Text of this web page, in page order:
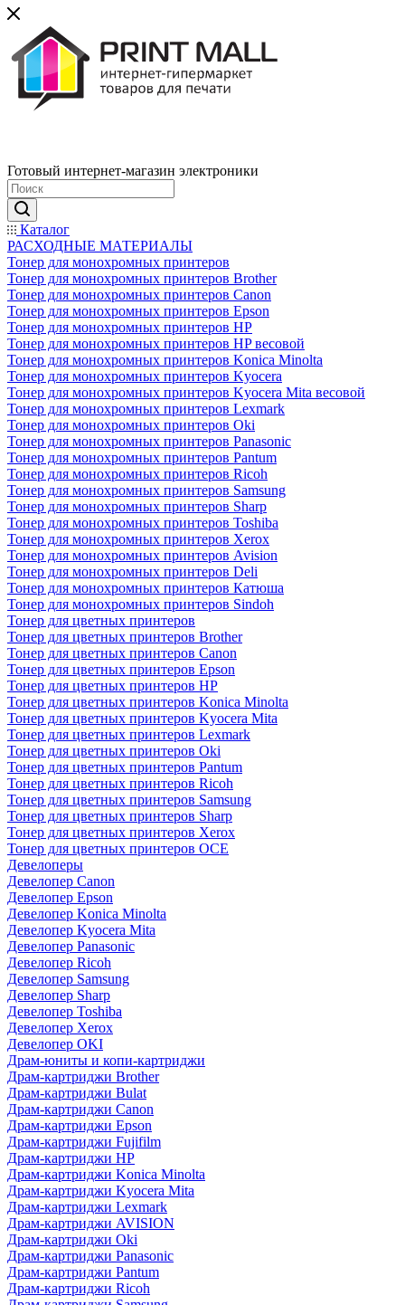
Готовый интернет-магазин электроники
Каталог
РАСХОДНЫЕ МАТЕРИАЛЫ
Тонер для монохромных принтеров
Тонер для монохромных принтеров Brother
Тонер для монохромных принтеров Canon
Тонер для монохромных принтеров Epson
Тонер для монохромных принтеров HP
Тонер для монохромных принтеров HP весовой
Тонер для монохромных принтеров Konica Minolta
Тонер для монохромных принтеров Kyocera
Тонер для монохромных принтеров Kyocera Mita весовой
Тонер для монохромных принтеров Lexmark
Тонер для монохромных принтеров Oki
Тонер для монохромных принтеров Panasonic
Тонер для монохромных принтеров Pantum
Тонер для монохромных принтеров Ricoh
Тонер для монохромных принтеров Samsung
Тонер для монохромных принтеров Sharp
Тонер для монохромных принтеров Toshiba
Тонер для монохромных принтеров Xerox
Тонер для монохромных принтеров Avision
Тонер для монохромных принтеров Deli
Тонер для монохромных принтеров Катюша
Тонер для монохромных принтеров Sindoh
Тонер для цветных принтеров
Тонер для цветных принтеров Brother
Тонер для цветных принтеров Canon
Тонер для цветных принтеров Epson
Тонер для цветных принтеров HP
Тонер для цветных принтеров Konica Minolta
Тонер для цветных принтеров Kyocera Mita
Тонер для цветных принтеров Lexmark
Тонер для цветных принтеров Oki
Тонер для цветных принтеров Pantum
Тонер для цветных принтеров Ricoh
Тонер для цветных принтеров Samsung
Тонер для цветных принтеров Sharp
Тонер для цветных принтеров Xerox
Тонер для цветных принтеров OCE
Девелоперы
Девелопер Canon
Девелопер Epson
Девелопер Konica Minolta
Девелопер Kyocera Mita
Девелопер Panasonic
Девелопер Ricoh
Девелопер Samsung
Девелопер Sharp
Девелопер Toshiba
Девелопер Xerox
Девелопер OKI
Драм-юниты и копи-картриджи
Драм-картриджи Brother
Драм-картриджи Bulat
Драм-картриджи Canon
Драм-картриджи Epson
Драм-картриджи Fujifilm
Драм-картриджи HP
Драм-картриджи Konica Minolta
Драм-картриджи Kyocera Mita
Драм-картриджи Lexmark
Драм-картриджи AVISION
Драм-картриджи Oki
Драм-картриджи Panasonic
Драм-картриджи Pantum
Драм-картриджи Ricoh